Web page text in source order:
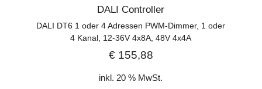
DALI Controller
DALI DT6 1 oder 4 Adressen PWM-Dimmer, 1 oder
4 Kanal, 12-36V 4x8A, 48V 4x4A
€155,88
inkl. 20 % MwSt.